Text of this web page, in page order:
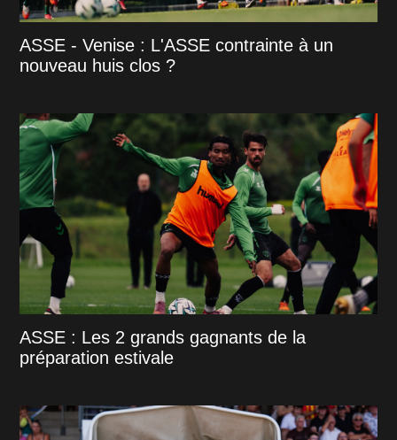
ASSE - Venise : L'ASSE contrainte à un
nouveau huis clos ?
ASSE : Les 2 grands gagnants de la
préparation estivale